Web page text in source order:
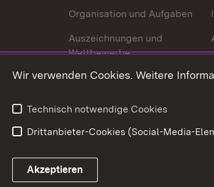
Organisation und Aufgaben
Auszeichnungen und
Wettbewerbe
Link zum Landesportal
Wir verwenden Cookies. Weitere
Technisch notwendige Cookies
Drittanbieter-Cookies (Social-Media-
Akzeptieren